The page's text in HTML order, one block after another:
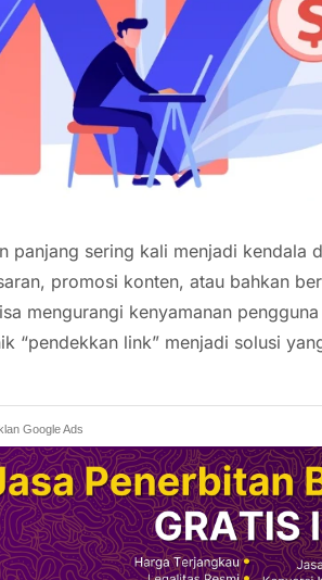
panjang sering kali menjadi kendala
promosi konten, atau bahkan
mengurangi kenyamanan
“pendekkan link” menjadi solusi
Google Ads